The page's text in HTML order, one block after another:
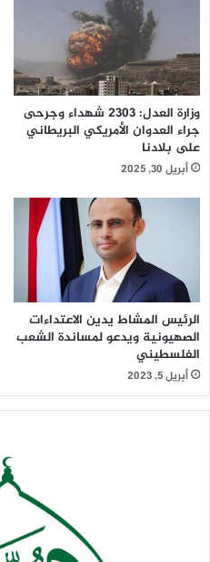
وزارة العدل: 2303 شهداء وجرحى
جراء العدوان الأمريكي البريطاني
على بلادنا
أبريل 30, 2025
الرئيس المشاط يدين الاعتداءات
الصهيونية ويدعو لمساندة الشعب
الفلسطيني
أبريل 5, 2023